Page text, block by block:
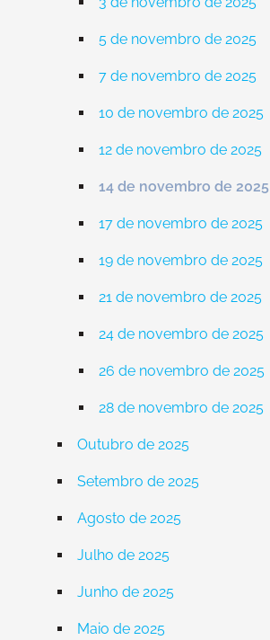
5 de novembro de 2025
7 de novembro de 2025
10 de novembro de 2025
12 de novembro de 2025
14 de novembro de 2025
17 de novembro de 2025
19 de novembro de 2025
21 de novembro de 2025
24 de novembro de 2025
26 de novembro de 2025
28 de novembro de 2025
Outubro de 2025
Setembro de 2025
Agosto de 2025
Julho de 2025
Junho de 2025
Maio de 2025